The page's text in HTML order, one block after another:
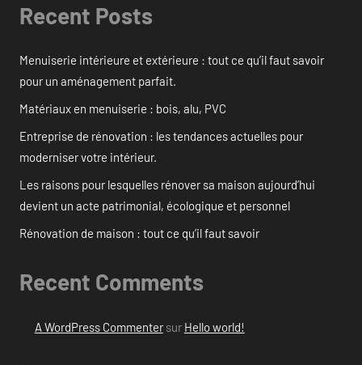
Recent Posts
Menuiserie intérieure et extérieure : tout ce qu’il faut savoir
pour un aménagement parfait.
Matériaux en menuiserie : bois, alu, PVC
Entreprise de rénovation : les tendances actuelles pour
moderniser votre intérieur.
Les raisons pour lesquelles rénover sa maison aujourd’hui
devient un acte patrimonial, écologique et personnel
Rénovation de maison : tout ce qu’il faut savoir
Recent Comments
A WordPress Commentersur Hello world!